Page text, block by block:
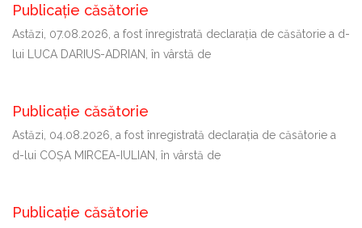
Publicație căsătorie
Astăzi, 07.08.2026, a fost înregistrată declaraţia de căsătorie a d-
lui LUCA DARIUS-ADRIAN, în vârstă de
Publicație căsătorie
Astăzi, 04.08.2026, a fost înregistrată declaraţia de căsătorie a
d-lui COȘA MIRCEA-IULIAN, în vârstă de
Publicație căsătorie